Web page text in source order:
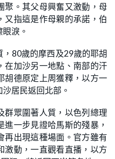
聚。其父母興奮又激動，母
又指這是作母親的承諾，伯
淚。
80歲的摩西及29歲的耶胡
在加沙另一地點、南部的汗
胡德原定上周獲釋，以方一
居民返回北部。
群眾圍著人質，以色列總理
一步見證哈馬斯的殘暴，
再出現這種場面。官方雖有
激動，一直觀看直播，以方